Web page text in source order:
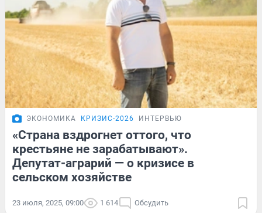
ЭКОНОМИКА КРИЗИС-2026 ИНТЕРВЬЮ
«Страна вздрогнет оттого, что
крестьяне не зарабатывают».
Депутат-аграрий — о кризисе в
сельском хозяйстве
23 июля, 2025, 09:00 1 614 Обсудить